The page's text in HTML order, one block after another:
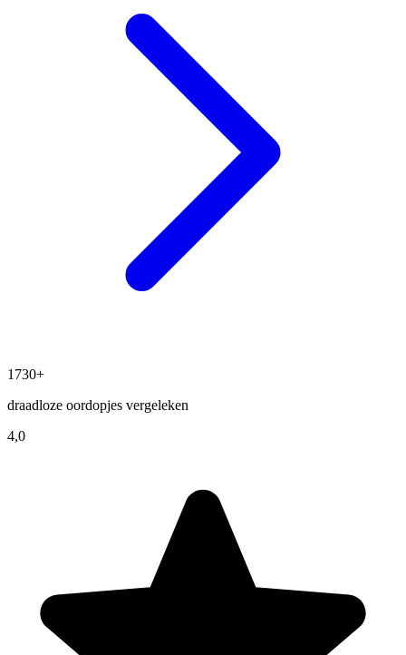
1730+
draadloze oordopjes vergeleken
4,0